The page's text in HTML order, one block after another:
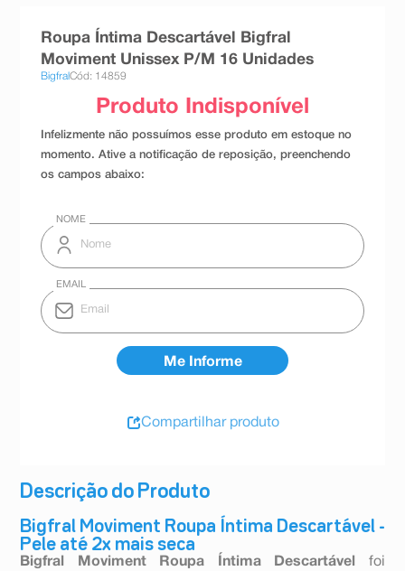
Descrição do Produto
Bigfral Moviment Roupa Íntima Descartável -
Pele até 2x mais seca
Bigfral Moviment Roupa Íntima Descartável
foi
Roupa Íntima Descartável Bigfral
Moviment Unissex P/M 16 Unidades
BigfralCód: 14859
Compartilhar produto
absorvente
10ºshampoo